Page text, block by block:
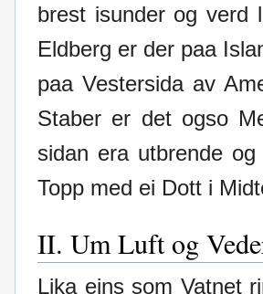
brest isunder og verd
Eldberg er der paa
paa Vestersida av
Staber er det ogso
sidan era utbrende
Topp med ei Dott i
II. Um Luft og
Lika eins som Vatnet